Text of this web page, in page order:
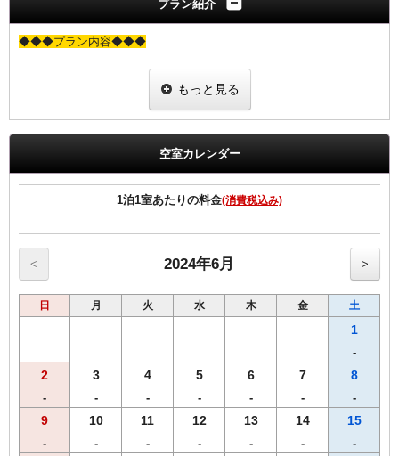
プラン紹介
◆◆◆プラン内容◆◆◆
基本プランと同価格で女性にちょっと嬉しい特典付きのプランです。
当プランでご予約のお客様には選べるグッズをプレゼント。
※男性のお客様にはご予約いただけませんので、他のプランにてご予
●Wi-Fi・有線ＬＡＮ完備
●加湿空気清浄機完備
●洗浄機付きトイレ完備
●枕元にUSBコンセント設置
●バゲージラック設置
●ビデオ・オン・デマンド（ＶＯＤ）ルームシアター・・・1泊1,000
◆◆◆貸出備品◆◆◆
●ズボンプレッサー
●電気スタンド
●アイロン
■館内にランドリーコーナー設置
もっと見る
空室カレンダー
1泊1室あたりの料金(消費税込み)
< 2024年6月 >
日 月 火 水 木 金 土
1
-
2
-
3
-
4
-
5
-
6
-
7
-
8
-
9
-
10
-
11
-
12
-
13
-
14
-
15
-